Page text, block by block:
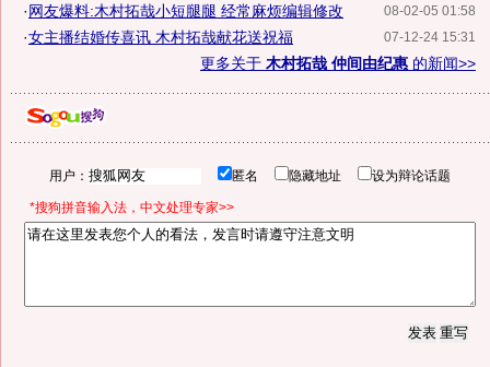
08-02-05 01:58
·网友爆料:木村拓哉小短腿腿 经常麻烦编辑修改
07-12-24 15:31
·女主播结婚传喜讯 木村拓哉献花送祝福
更多关于 木村拓哉 仲间由纪惠 的新闻>>
用户： 匿名 隐藏地址 设为辩论话题
*搜狗拼音输入法，中文处理专家>>